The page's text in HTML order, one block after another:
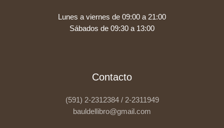
Lunes a viernes de 09:00 a 21:00
Sábados de 09:30 a 13:00
Contacto
(591) 2-2312384 / 2-2311949
bauldellibro@gmail.com